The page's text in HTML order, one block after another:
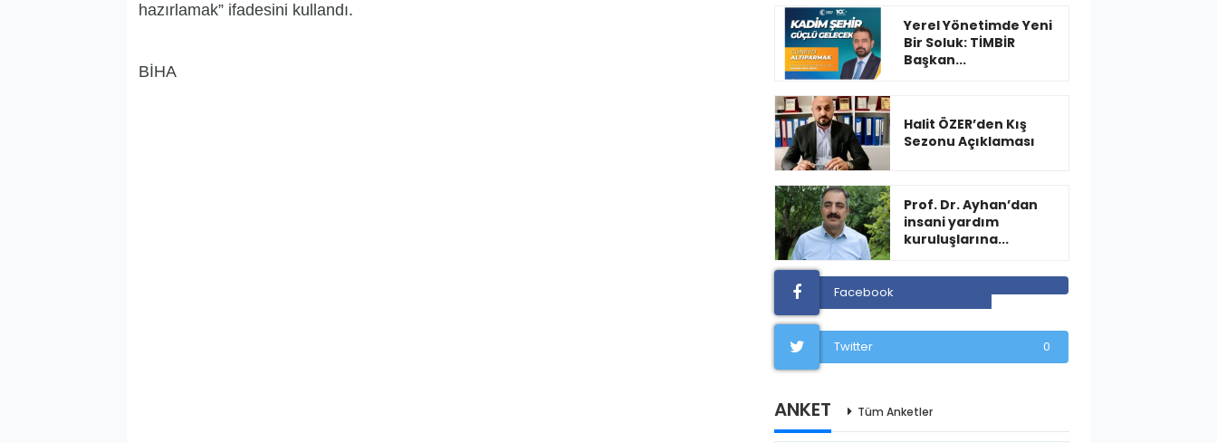
hazırlamak” ifadesini kullandı.
BİHA
Yerel Yönetimde Yeni
Bir Soluk: TİMBİR
Başkan...
Halit ÖZER’den Kış
Sezonu Açıklaması
Prof. Dr. Ayhan’dan
insani yardım
kuruluşlarına...
Facebook
Twitter 0
ANKET Tüm Anketler